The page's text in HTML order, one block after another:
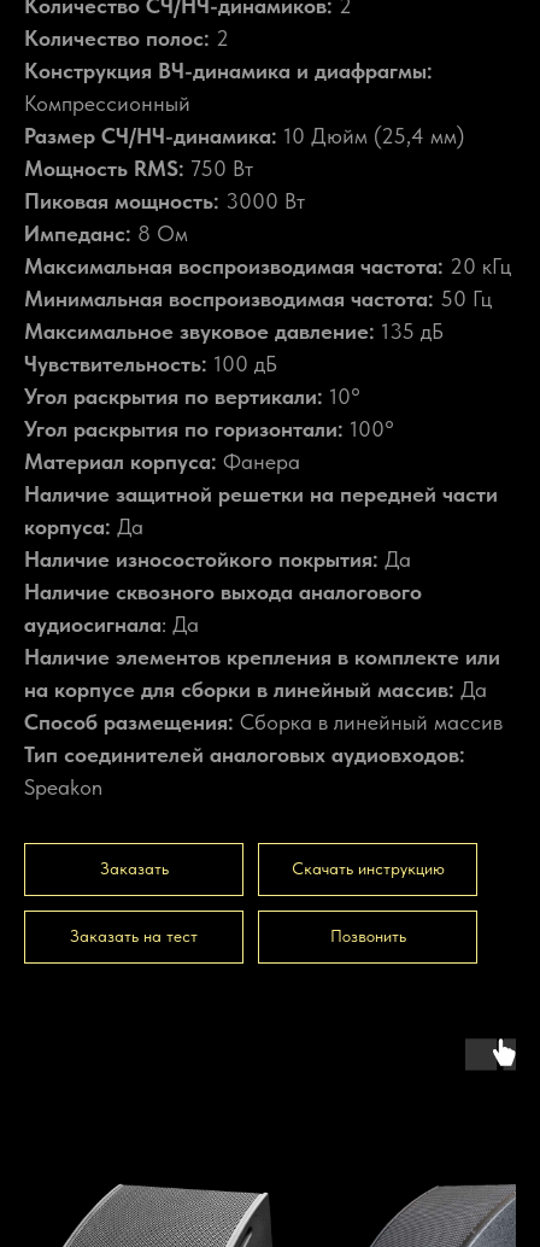
Количество СЧ/НЧ-динамиков: 2
Количество полос: 2
Конструкция ВЧ-динамика и диафрагмы:
Компрессионный
Размер СЧ/НЧ-динамика: 10 Дюйм (25,4 мм)
Мощность RMS: 750 Вт
Пиковая мощность: 3000 Вт
Импеданс: 8 Ом
Максимальная воспроизводимая частота: 20 кГц
Минимальная воспроизводимая частота: 50 Гц
Максимальное звуковое давление: 135 дБ
Чувствительность: 100 дБ
Угол раскрытия по вертикали: 10°
Угол раскрытия по горизонтали: 100°
Материал корпуса: Фанера
Наличие защитной решетки на передней части
корпуса: Да
Наличие износостойкого покрытия: Да
Наличие сквозного выхода аналогового
аудиосигнала: Да
Наличие элементов крепления в комплекте или
на корпусе для сборки в линейный массив: Да
Способ размещения: Сборка в линейный массив
Тип соединителей аналоговых аудиовходов:
Speakon
Заказать Скачать инструкцию
Заказать на тест Позвонить